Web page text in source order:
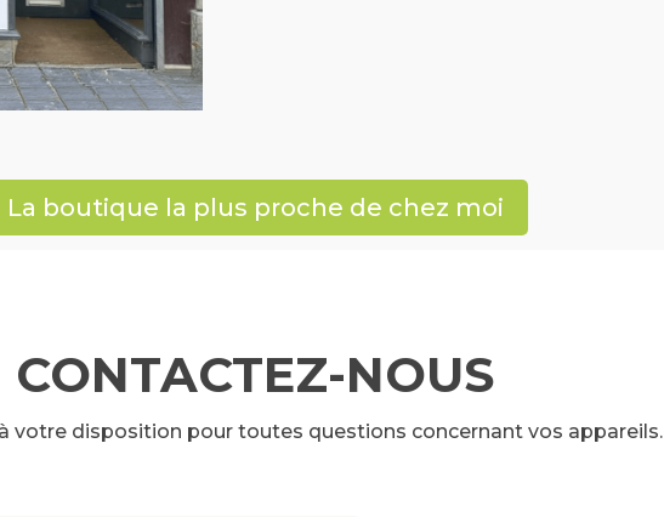
La boutique la plus proche de chez moi
CONTACTEZ-NOUS
votre disposition pour toutes questions concernant vos appareils.